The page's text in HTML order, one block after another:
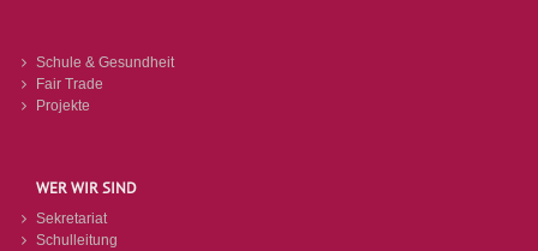
Schule & Gesundheit
Fair Trade
Projekte
WER WIR SIND
Sekretariat
Schulleitung